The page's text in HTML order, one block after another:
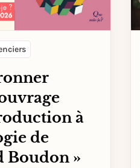
à
de
Boudon »